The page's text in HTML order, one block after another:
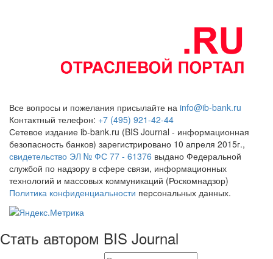
Все вопросы и пожелания присылайте на info@ib-bank.ru
Контактный телефон: +7 (495) 921-42-44
Сетевое издание ib-bank.ru (BIS Journal - информационная
безопасность банков) зарегистрировано 10 апреля 2015г.,
свидетельство ЭЛ № ФС 77 - 61376 выдано Федеральной
службой по надзору в сфере связи, информационных
технологий и массовых коммуникаций (Роскомнадзор)
Политика конфиденциальности персональных данных.
Стать автором BIS Journal